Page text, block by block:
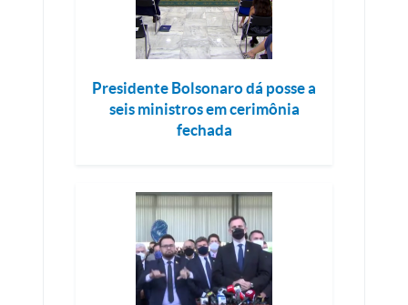
Presidente Bolsonaro dá posse a
seis ministros em cerimônia
fechada